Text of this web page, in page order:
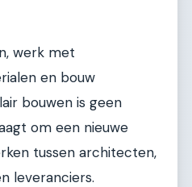
werk met
en bouw
bouwen is geen
om een nieuwe
tussen architecten,
leveranciers.